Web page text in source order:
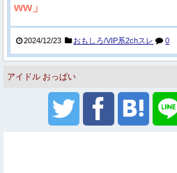
ww」
2024/12/23 おもしろ/VIP系2chスレ 0
アイドル おっぱい